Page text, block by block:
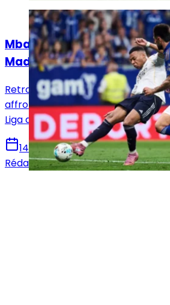
Actualités
Mbappé sur le banc : le XI
Madrid face au Real Oviedo
Retrouvez la composition officielle
affronter le Real Oviedo en vue de
Liga avec notamment le retour de
14 mai 2026
Rédaction Le Journal du Real